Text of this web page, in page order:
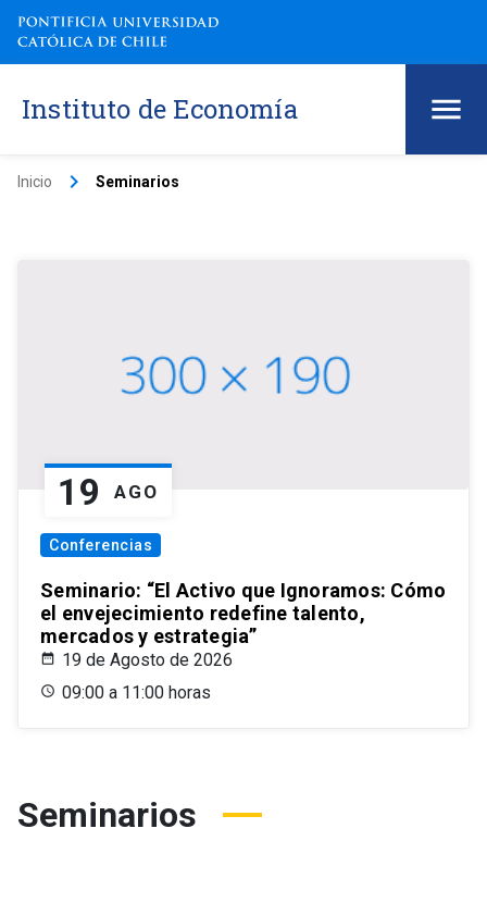
Instituto de Economía
Inicio keyboard_arrow_right Seminarios
19 AGO
Conferencias
Seminario: “El Activo que Ignoramos: Cómo
el envejecimiento redefine talento,
mercados y estrategia”
19 de Agosto de 2026
09:00 a 11:00 horas
Seminarios